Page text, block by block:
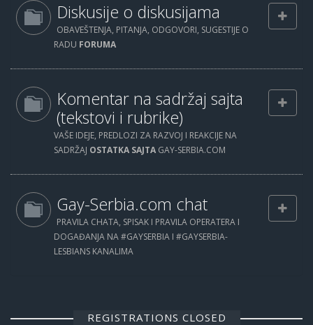
Diskusije o diskusijama
OBAVEŠTENJA, PITANJA, ODGOVORI, SUGESTIJE O
RADU FORUMA
Komentar na sadržaj sajta
(tekstovi i rubrike)
VAŠE IDEJE, PREDLOZI ZA RAZVOJ I REAKCIJE NA
SADRŽAJ OSTATKA SAJTA GAY-SERBIA.COM
Gay-Serbia.com chat
PRAVILA CHATA, SPISAK I PRAVILA OPERATERA I
DOGAĐANJA NA #GAYSERBIA I #GAYSERBIA-
LESBIANS KANALIMA
REGISTRATIONS CLOSED